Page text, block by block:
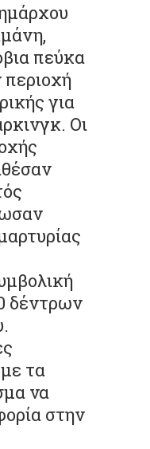
πεύκα
περιοχή
για
Οι
δέντρων
τα
να
στην